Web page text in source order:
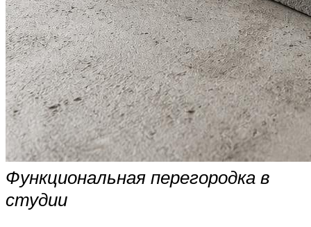
Функциональная перегородка в
студии